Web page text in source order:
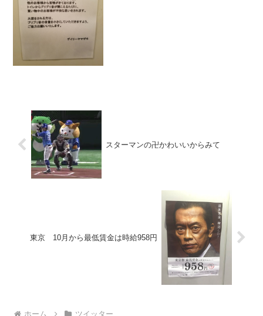
スターマンの卍かわいいからみて
東京 10月から最低賃金は時給958円
ホーム ツイッター